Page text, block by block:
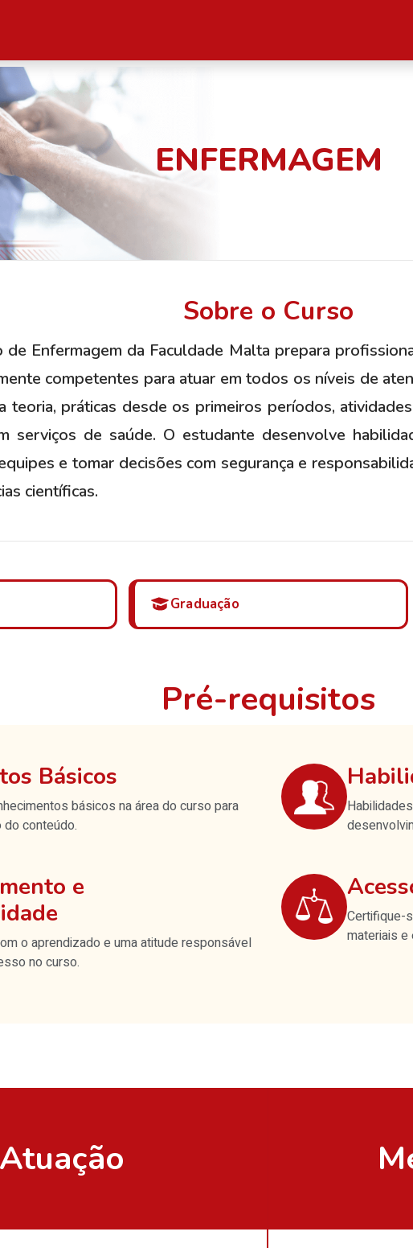
ENFERMAGEM
Sobre o Curso
de Enfermagem da Faculdade Malta prepara
competentes para atuar em todos os níveis de
teoria, práticas desde os primeiros períodos,
serviços de saúde. O estudante desenvolve
e tomar decisões com segurança e
científicas.
Graduação
Pré-requisitos
Básicos
básicos na área do curso para
conteúdo.
e
o aprendizado e uma atitude responsável
no curso.
Certifique-
materiais e